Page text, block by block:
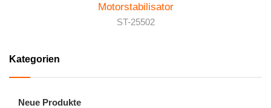
Kategorien
Neue Produkte
Motorstabilisator
ST-25502